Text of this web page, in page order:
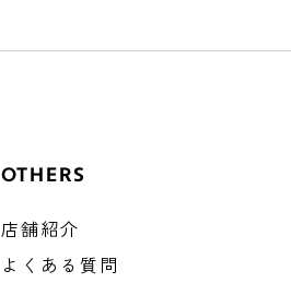
OTHERS
店舗紹介
よくある質問